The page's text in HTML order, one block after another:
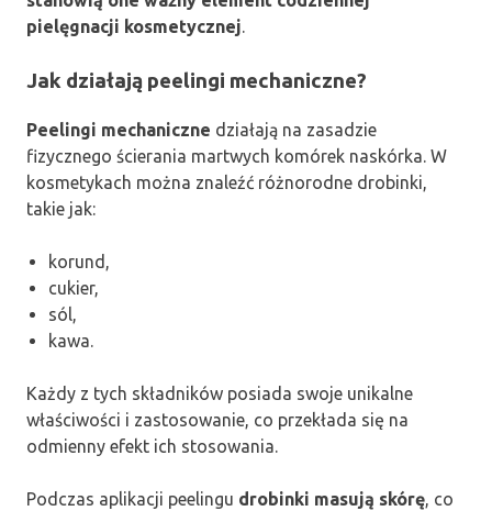
pielęgnacji kosmetycznej.
Jak działają peelingi mechaniczne?
Peelingi mechaniczne działają na zasadzie
fizycznego ścierania martwych komórek naskórka. W
kosmetykach można znaleźć różnorodne drobinki,
takie jak:
korund,
cukier,
sól,
kawa.
Każdy z tych składników posiada swoje unikalne
właściwości i zastosowanie, co przekłada się na
odmienny efekt ich stosowania.
Podczas aplikacji peelingu drobinki masują skórę, co